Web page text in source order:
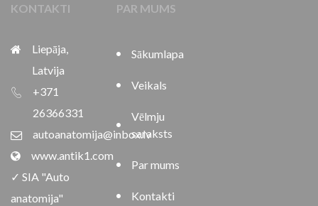
KONTAKTI
Liepāja,
Latvija
+371
26366331
autoanatomija@inbox.lv
www.antik1.com
✓ SIA "Auto
anatomija"
PAR MUMS
Sākumlapa
Veikals
Vēlmju
saraksts
Par mums
Kontakti